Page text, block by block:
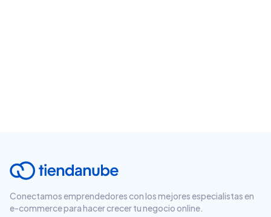
Conectamos emprendedores con los mejores especialistas en
e-commerce para hacer crecer tu negocio online.